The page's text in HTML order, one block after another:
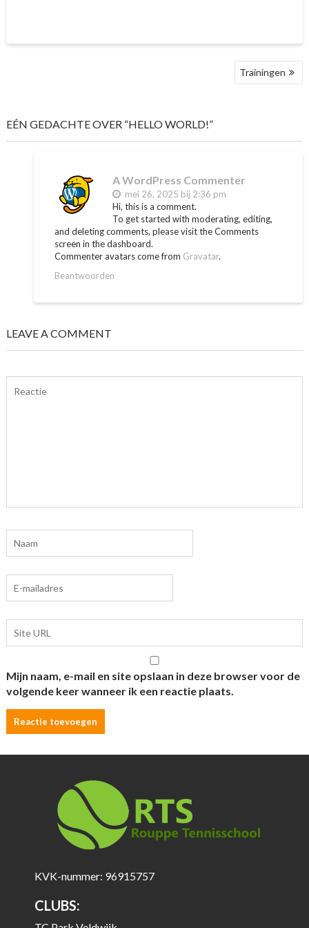
Trainingen
EÉN GEDACHTE OVER “HELLO WORLD!”
A WordPress Commenter
mei 26, 2025 bij 2:36 pm
Hi, this is a comment.
To get started with moderating, editing,
and deleting comments, please visit the Comments
screen in the dashboard.
Commenter avatars come from Gravatar.
Beantwoorden
LEAVE A COMMENT
Mijn naam, e-mail en site opslaan in deze browser voor de
volgende keer wanneer ik een reactie plaats.
KVK-nummer: 96915757
CLUBS: